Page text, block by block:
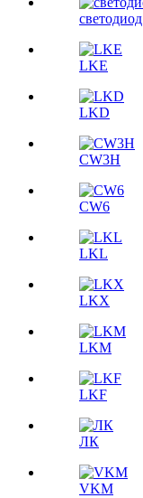
светодиод
LKE
LKD
CW3H
CW6
LKL
LKX
LKM
LKF
ЛК
VKM